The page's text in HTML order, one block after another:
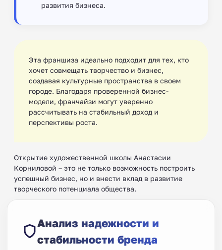
развития бизнеса.
Эта франшиза идеально подходит для тех, кто
хочет совмещать творчество и бизнес,
создавая культурные пространства в своем
городе. Благодаря проверенной бизнес-
модели, франчайзи могут уверенно
рассчитывать на стабильный доход и
перспективы роста.
Открытие художественной школы Анастасии
Корниловой – это не только возможность построить
успешный бизнес, но и внести вклад в развитие
творческого потенциала общества.
Анализ надежности и
стабильности бренда